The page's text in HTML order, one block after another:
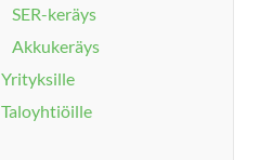
SER-keräys
Akkukeräys
Yrityksille
Taloyhtiöille